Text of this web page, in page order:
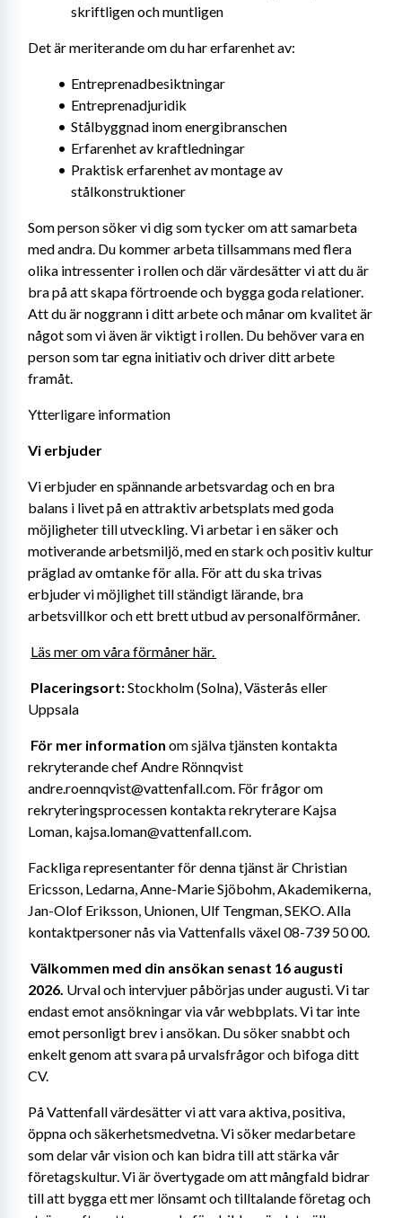
skriftligen och muntligen
Det är meriterande om du har erfarenhet av:
Entreprenadbesiktningar
Entreprenadjuridik
Stålbyggnad inom energibranschen
Erfarenhet av kraftledningar
Praktisk erfarenhet av montage av
stålkonstruktioner
Som person söker vi dig som tycker om att samarbeta
med andra. Du kommer arbeta tillsammans med flera
olika intressenter i rollen och där värdesätter vi att du är
bra på att skapa förtroende och bygga goda relationer.
Att du är noggrann i ditt arbete och månar om kvalitet är
något som vi även är viktigt i rollen. Du behöver vara en
person som tar egna initiativ och driver ditt arbete
framåt.
Ytterligare information
Vi erbjuder
Vi erbjuder en spännande arbetsvardag och en bra
balans i livet på en attraktiv arbetsplats med goda
möjligheter till utveckling. Vi arbetar i en säker och
motiverande arbetsmiljö, med en stark och positiv kultur
präglad av omtanke för alla. För att du ska trivas
erbjuder vi möjlighet till ständigt lärande, bra
arbetsvillkor och ett brett utbud av personalförmåner.
Läs mer om våra förmåner här.
Placeringsort: Stockholm (Solna), Västerås eller
Uppsala
För mer information om själva tjänsten kontakta
rekryterande chef Andre Rönnqvist
andre.roennqvist@vattenfall.com. För frågor om
rekryteringsprocessen kontakta rekryterare Kajsa
Loman, kajsa.loman@vattenfall.com.
Fackliga representanter för denna tjänst är Christian
Ericsson, Ledarna, Anne-Marie Sjöbohm, Akademikerna,
Jan-Olof Eriksson, Unionen, Ulf Tengman, SEKO. Alla
kontaktpersoner nås via Vattenfalls växel 08-739 50 00.
Välkommen med din ansökan senast 16 augusti
2026. Urval och intervjuer påbörjas under augusti. Vi tar
endast emot ansökningar via vår webbplats. Vi tar inte
emot personligt brev i ansökan. Du söker snabbt och
enkelt genom att svara på urvalsfrågor och bifoga ditt
CV.
På Vattenfall värdesätter vi att vara aktiva, positiva,
öppna och säkerhetsmedvetna. Vi söker medarbetare
som delar vår vision och kan bidra till att stärka vår
företagskultur. Vi är övertygade om att mångfald bidrar
till att bygga ett mer lönsamt och tilltalande företag och